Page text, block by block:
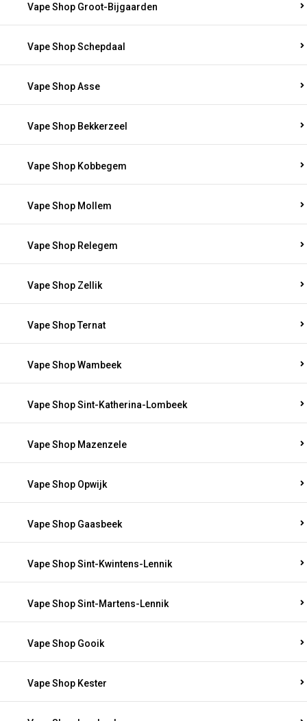
Vape Shop Groot-Bijgaarden
Vape Shop Schepdaal
Vape Shop Asse
Vape Shop Bekkerzeel
Vape Shop Kobbegem
Vape Shop Mollem
Vape Shop Relegem
Vape Shop Zellik
Vape Shop Ternat
Vape Shop Wambeek
Vape Shop Sint-Katherina-Lombeek
Vape Shop Mazenzele
Vape Shop Opwijk
Vape Shop Gaasbeek
Vape Shop Sint-Kwintens-Lennik
Vape Shop Sint-Martens-Lennik
Vape Shop Gooik
Vape Shop Kester